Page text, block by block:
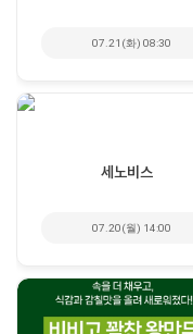
07.21(화) 08:30
세노비스
07.20(월) 14:00